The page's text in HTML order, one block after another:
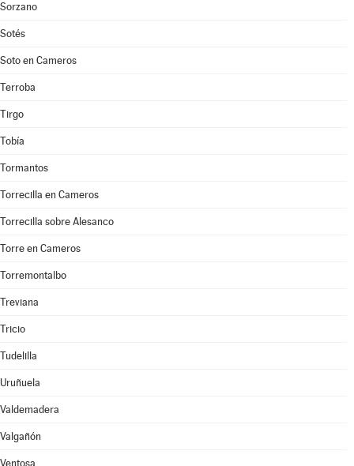
Sorzano
Sotés
Soto en Cameros
Terroba
Tirgo
Tobía
Tormantos
Torrecilla en Cameros
Torrecilla sobre Alesanco
Torre en Cameros
Torremontalbo
Treviana
Tricio
Tudelilla
Uruñuela
Valdemadera
Valgañón
Ventosa